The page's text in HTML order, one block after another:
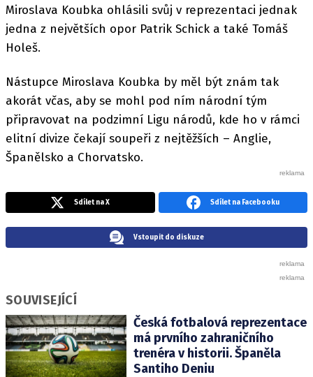
Miroslava Koubka ohlásili svůj v reprezentaci jednak
jedna z největších opor Patrik Schick a také Tomáš
Holeš.
Nástupce Miroslava Koubka by měl být znám tak
akorát včas, aby se mohl pod ním národní tým
připravovat na podzimní Ligu národů, kde ho v rámci
elitní divize čekají soupeři z nejtěžších – Anglie,
Španělsko a Chorvatsko.
Sdílet na X Sdílet na Facebooku
Vstoupit do diskuze
SOUVISEJÍCÍ
Česká fotbalová reprezentace
má prvního zahraničního
trenéra v historii. Španěla
Santiho Deniu